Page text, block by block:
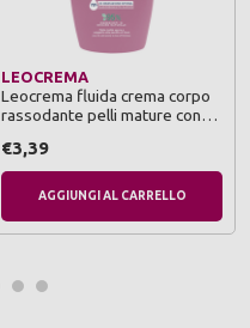
LEOCREMA
Leocrema fluida crema corpo
rassodante pelli mature con
pelle molto secca e soggetta a
perdita di tono 250 ml
€3,39
AGGIUNGI AL CARRELLO